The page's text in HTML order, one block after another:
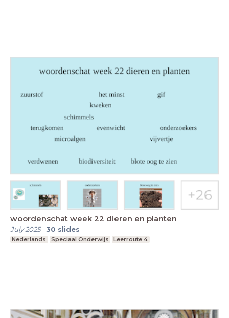
woordenschat week 22 dieren en planten
July 2025-30 slides
Nederlands Speciaal Onderwijs Leerroute 4